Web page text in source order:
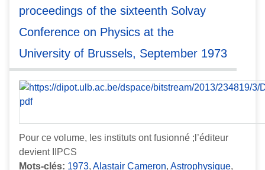
proceedings of the sixteenth Solvay
Conference on Physics at the
University of Brussels, September 1973
Pour ce volume, les instituts ont fusionné ;l’éditeur
devient IIPCS
Mots-clés: 1973, Alastair Cameron, Astrophysique,